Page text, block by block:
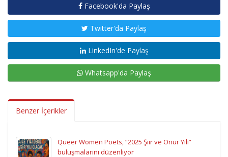
Facebook'da Paylaş
Twitter'da Paylaş
LinkedIn'de Paylaş
Whatsapp'da Paylaş
Benzer İçerikler
Queer Women Poets, “2025 Şiir ve Onur Yılı”
buluşmalarını düzenliyor